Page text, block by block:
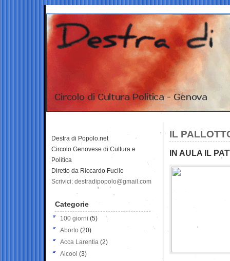
IL
IN AULA IL
Destra di Popolo.net
Circolo Genovese di Cultura e
Politica
Diretto da Riccardo Fucile
Scrivici: destradipopolo@gmail.com
Categorie
100 giorni (5)
Aborto (20)
Acca Larentia (2)
Alcool (3)